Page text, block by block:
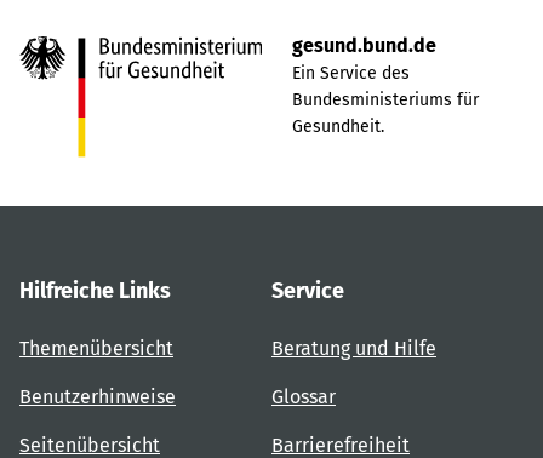
gesund.bund.de
Ein Service des
Bundesministeriums für
Gesundheit.
Hilfreiche Links
Themenübersicht
Benutzerhinweise
Seitenübersicht
Service
Beratung und Hilfe
Glossar
Barrierefreiheit